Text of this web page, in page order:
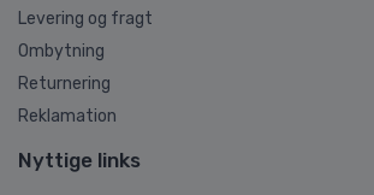
Levering og fragt
Ombytning
Returnering
Reklamation
Nyttige links